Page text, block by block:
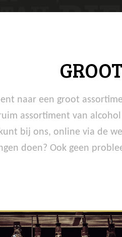
naar een groot
assortiment van
bij ons, online via de
doen? Ook geen